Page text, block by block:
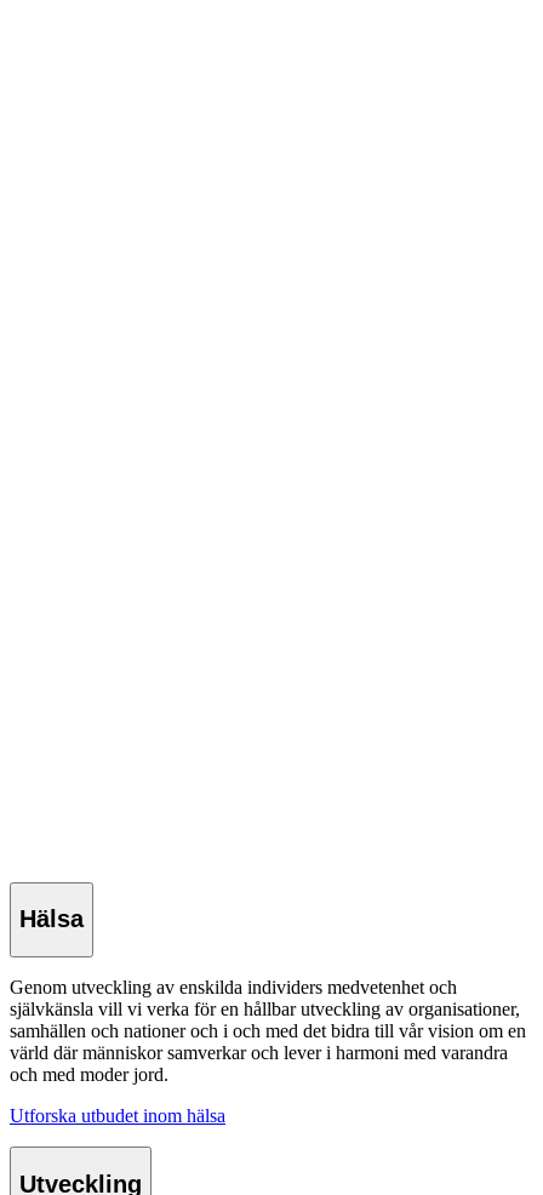
Hälsa
Genom utveckling av enskilda individers medvetenhet och
självkänsla vill vi verka för en hållbar utveckling av organisationer,
samhällen och nationer och i och med det bidra till vår vision om en
värld där människor samverkar och lever i harmoni med varandra
och med moder jord.
Utforska utbudet inom hälsa
Utveckling